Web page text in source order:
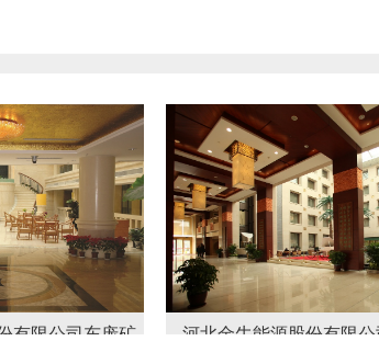
河北金牛能源股份有限公司会议中心